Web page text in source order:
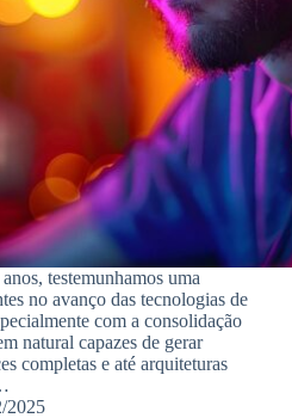
testemunhamos uma
no avanço das tecnologias de
com a consolidação
natural capazes de gerar
completas e até arquiteturas
2025